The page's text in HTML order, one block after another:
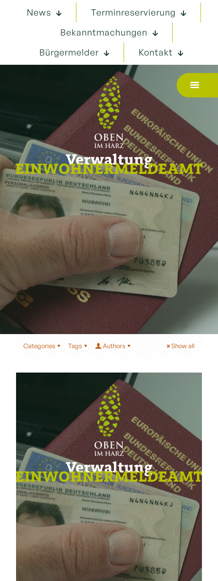
News
Terminreservierung
Bekanntmachungen
Bürgermelder
Kontakt
Verwaltung
EINWOHNERMELDEAMT
Categories Tags Authors Show all
Verwaltung
EINWOHNERMELDEAMT